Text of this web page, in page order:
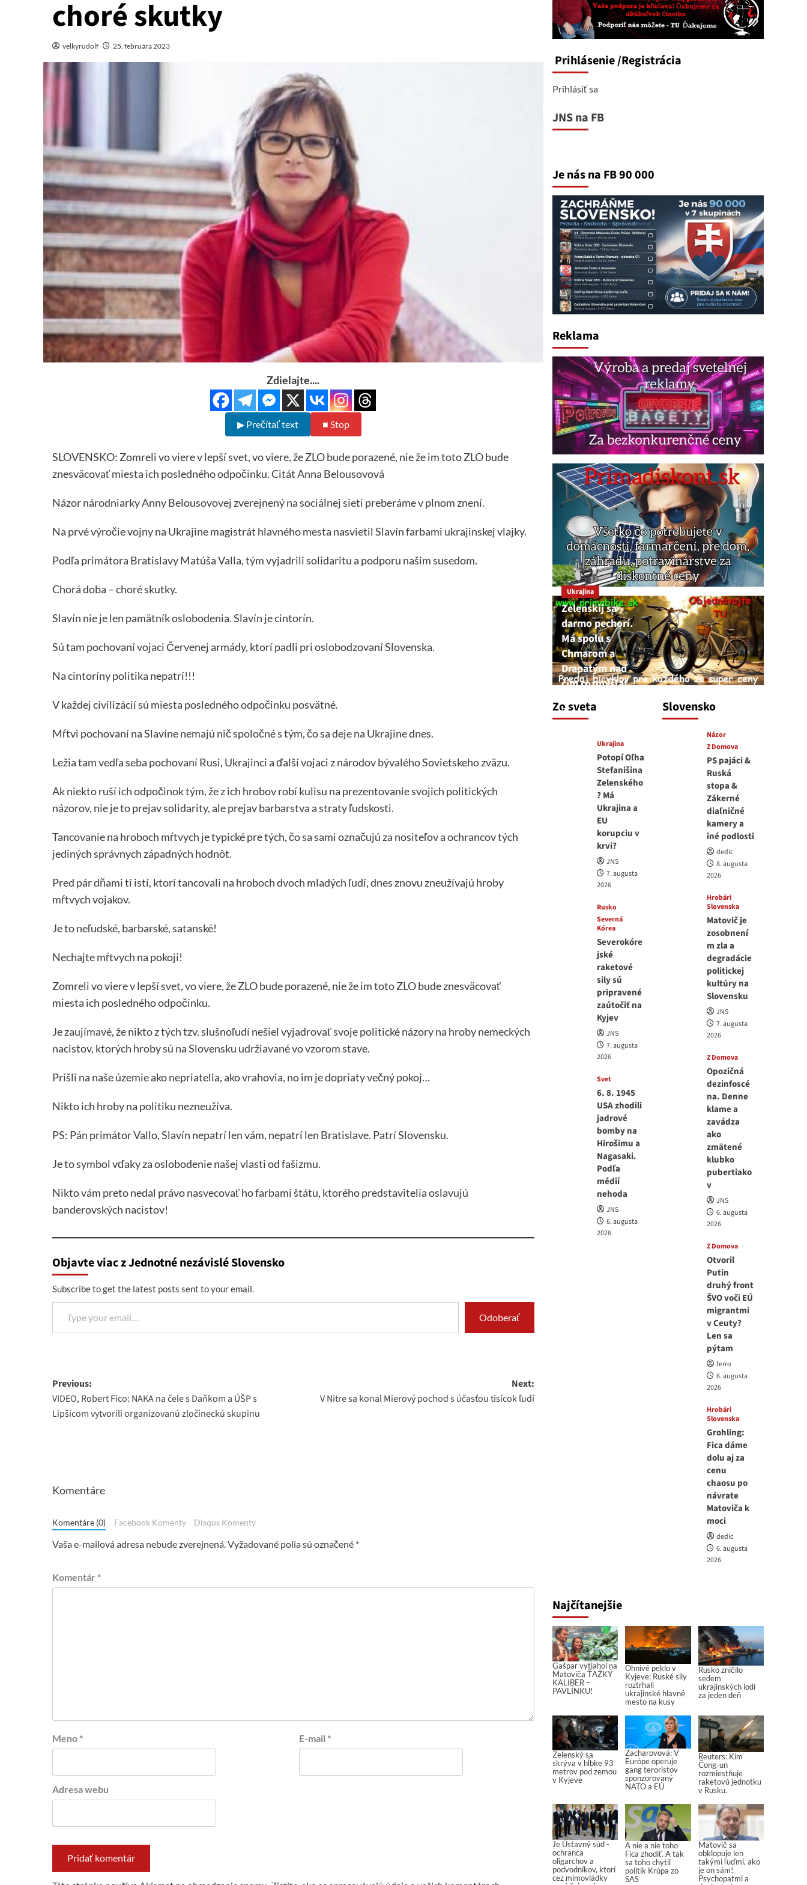
choré skutky
velkyrudolf 25. februára 2023
Zdielajte....
▶ Prečítať text ■ Stop
SLOVENSKO: Zomreli vo viere v lepší svet, vo viere, že ZLO bude porazené, nie že im toto ZLO bude
znesväcovať miesta ich posledného odpočinku. Citát Anna Belousovová
Názor národniarky Anny Belousovovej zverejnený na sociálnej sieti preberáme v plnom znení.
Na prvé výročie vojny na Ukrajine magistrát hlavného mesta nasvietil Slavín farbami ukrajinskej vlajky.
Podľa primátora Bratislavy Matúša Valla, tým vyjadrili solidaritu a podporu našim susedom.
Chorá doba – choré skutky.
Slavín nie je len pamätník oslobodenia. Slavín je cintorín.
Sú tam pochovaní vojaci Červenej armády, ktorí padli pri oslobodzovaní Slovenska.
Na cintoríny politika nepatrí!!!
V každej civilizácií sú miesta posledného odpočinku posvätné.
Mŕtvi pochovaní na Slavíne nemajú nič spoločné s tým, čo sa deje na Ukrajine dnes.
Ležia tam vedľa seba pochovaní Rusi, Ukrajinci a ďalší vojaci z národov bývalého Sovietskeho zväzu.
Ak niekto ruší ich odpočinok tým, že z ich hrobov robí kulisu na prezentovanie svojich politických
názorov, nie je to prejav solidarity, ale prejav barbarstva a straty ľudskosti.
Tancovanie na hroboch mŕtvych je typické pre tých, čo sa sami označujú za nositeľov a ochrancov tých
jediných správnych západných hodnôt.
Pred pár dňami tí istí, ktorí tancovali na hroboch dvoch mladých ľudí, dnes znovu zneužívajú hroby
mŕtvych vojakov.
Je to neľudské, barbarské, satanské!
Nechajte mŕtvych na pokoji!
Zomreli vo viere v lepší svet, vo viere, že ZLO bude porazené, nie že im toto ZLO bude znesväcovať
miesta ich posledného odpočinku.
Je zaujímavé, že nikto z tých tzv. slušnoľudí nešiel vyjadrovať svoje politické názory na hroby nemeckých
nacistov, ktorých hroby sú na Slovensku udržiavané vo vzorom stave.
Prišli na naše územie ako nepriatelia, ako vrahovia, no im je dopriaty večný pokoj…
Nikto ich hroby na politiku nezneužíva.
PS: Pán primátor Vallo, Slavín nepatrí len vám, nepatrí len Bratislave. Patrí Slovensku.
Je to symbol vďaky za oslobodenie našej vlasti od fašizmu.
Nikto vám preto nedal právo nasvecovať ho farbami štátu, ktorého predstavitelia oslavujú
banderovských nacistov!
Objavte viac z Jednotné nezávislé Slovensko
Subscribe to get the latest posts sent to your email.
Type your email…
Odoberať
Post
navigation
Previous:
VIDEO, Robert Fico: NAKA na čele s Daňkom a ÚŠP s
Lipšicom vytvorili organizovanú zločineckú skupinu
Next:
V Nitre sa konal Mierový pochod s účasťou tisícok ľudí
Komentáre
Komentáre (0) Facebook Komenty Disqus Komenty
Vaša e-mailová adresa nebude zverejnená. Vyžadované polia sú označené *
Komentár *
Meno * E-mail *
Adresa webu
Prihlásenie/Registrácia
Prihlásiť sa
JNS na FB
Je nás na FB 90 000
Reklama
Zo sveta
Ukrajina
Zelenskij sa
darmo pechorí.
Má spolu s
Chmarom a
Drapatým nad
čím rozmýšľať
medvedar
8. augusta 2026
Ukrajina
Potopí Oľha
Stefanišina
Zelenského
? Má
Ukrajina a
EU
korupciu v
krvi?
JNS
7. augusta
2026
Rusko
Severná
Kórea
Severokóre
jské
raketové
sily sú
pripravené
zaútočiť na
Kyjev
JNS
7. augusta
2026
Svet
6. 8. 1945
USA zhodili
jadrové
bomby na
Hirošimu a
Nagasaki.
Podľa
médií
nehoda
JNS
6. augusta
2026
Slovensko
Názor
Z Domova
PS pajáci &
Ruská
stopa &
Zákerné
diaľničné
kamery a
iné podlosti
dedic
8. augusta
2026
Hrobári
Slovenska
Matovič je
zosobnení
m zla a
degradácie
politickej
kultúry na
Slovensku
JNS
7. augusta
2026
Z Domova
Opozičná
dezinfoscé
na. Denne
klame a
zavádza
ako
zmätené
klubko
pubertiako
v
JNS
6. augusta
2026
Z Domova
Otvoril
Putin
druhý front
ŠVO voči EÚ
migrantmi
v Ceuty?
Len sa
pýtam
ferro
6. augusta
2026
Hrobári
Slovenska
Grohling:
Fica dáme
dolu aj za
cenu
chaosu po
návrate
Matoviča k
moci
dedic
6. augusta
2026
Najčítanejšie
Gašpar vytiahol na
Matoviča ŤAŽKÝ
KALIBER –
PAVLÍNKU!
Ohnivé peklo v
Kyjeve: Ruské sily
roztrhali
ukrajinské hlavné
mesto na kusy
Rusko zničilo
sedem
ukrajinských lodí
za jeden deň
Zelenský sa
skrýva v hĺbke 93
metrov pod zemou
v Kyjeve
Zacharovová: V
Európe operuje
gang teroristov
sponzorovaný
NATO a EÚ
Reuters: Kim
Čong-un
rozmiestňuje
raketovú jednotku
v Rusku.
Je Ústavný súd -
ochranca
oligarchov a
podvodníkov, ktorí
cez mimovládky
A nie a nie toho
Fica zhodiť. A tak
sa toho chytil
politik Krúpa zo
SAS
Matovič sa
obklopuje len
takými ľuďmi, ako
je on sám!
Psychopatmi a